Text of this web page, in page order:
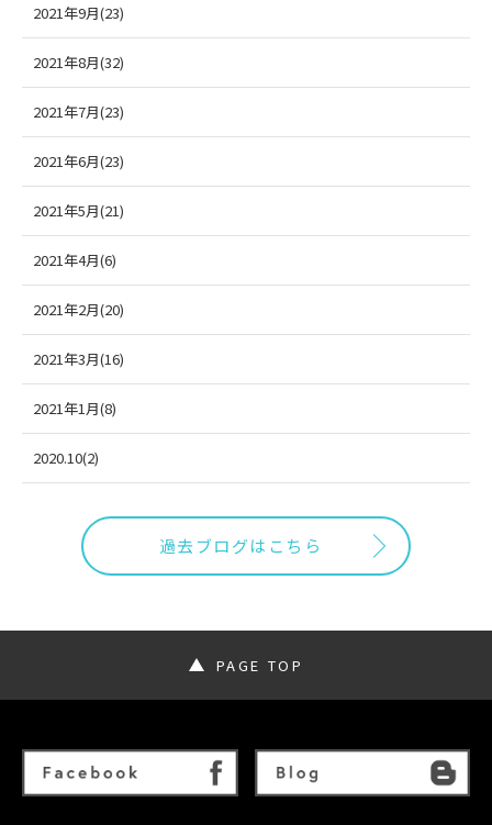
2021年9月(23)
2021年8月(32)
2021年7月(23)
2021年6月(23)
2021年5月(21)
2021年4月(6)
2021年2月(20)
2021年3月(16)
2021年1月(8)
2020.10(2)
過去ブログはこちら
PAGE TOP